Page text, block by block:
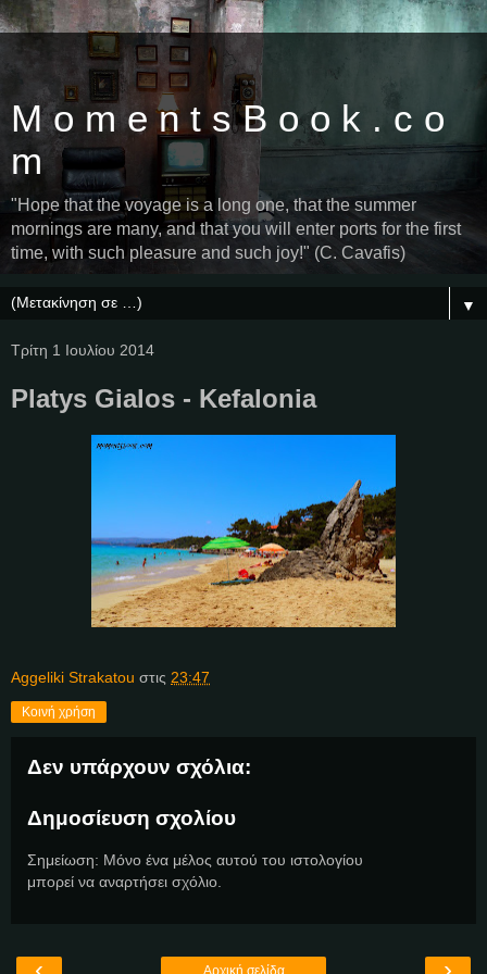
M o m e n t s B o o k . c o
m
"Hope that the voyage is a long one, that the summer
mornings are many, and that you will enter ports for the first
time, with such pleasure and such joy!" (C. Cavafis)
▼
Τρίτη 1 Ιουλίου 2014
Platys Gialos - Kefalonia
Aggeliki Strakatou στις 23:47
Κοινή χρήση
Δεν υπάρχουν σχόλια:
Δημοσίευση σχολίου
Σημείωση: Μόνο ένα μέλος αυτού του ιστολογίου
μπορεί να αναρτήσει σχόλιο.